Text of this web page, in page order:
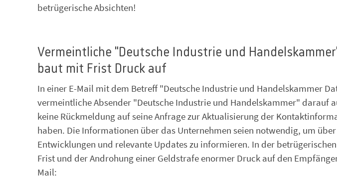
betrügerische Absichten!
Vermeintliche "Deutsche Industrie und
baut mit Frist Druck auf
In einer E-Mail mit dem Betreff "Deutsche Industrie und Handelskammer
vermeintliche Absender "Deutsche Industrie und Handelskammer" darauf
keine Rückmeldung auf seine Anfrage zur Aktualisierung der
haben. Die Informationen über das Unternehmen seien notwendig, um
Entwicklungen und relevante Updates zu informieren. In der
Frist und der Androhung einer Geldstrafe enormer Druck auf den
Mail: